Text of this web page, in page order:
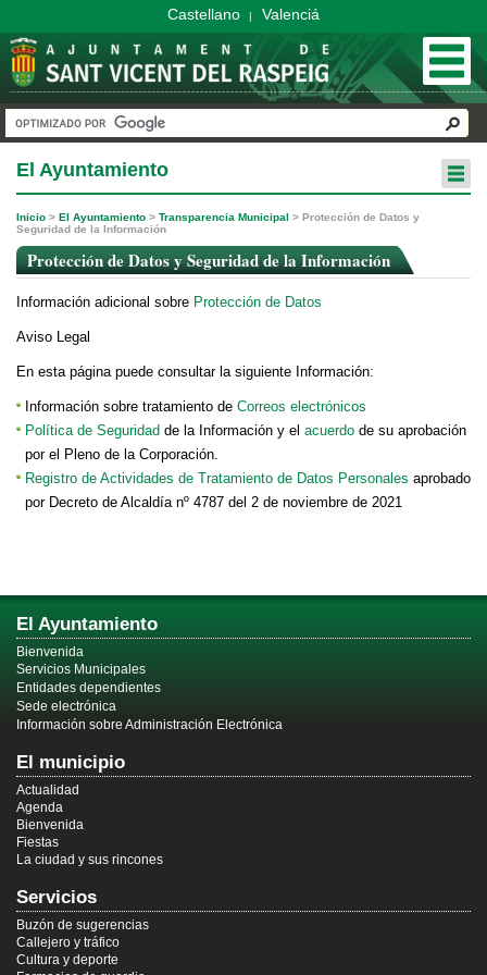
Castellano | Valenciá
El Ayuntamiento
Inicio > El Ayuntamiento > Transparencia Municipal > Protección de Datos y
Seguridad de la Información
Protección de Datos y Seguridad de la Información
Información adicional sobre Protección de Datos
Aviso Legal
En esta página puede consultar la siguiente Información:
Información sobre tratamiento de Correos electrónicos
Política de Seguridad de la Información y el acuerdo de su aprobación
por el Pleno de la Corporación.
Registro de Actividades de Tratamiento de Datos Personales aprobado
por Decreto de Alcaldía nº 4787 del 2 de noviembre de 2021
El Ayuntamiento
Bienvenida
Servicios Municipales
Entidades dependientes
Sede electrónica
Información sobre Administración Electrónica
El municipio
Actualidad
Agenda
Bienvenida
Fiestas
La ciudad y sus rincones
Servicios
Buzón de sugerencias
Callejero y tráfico
Cultura y deporte